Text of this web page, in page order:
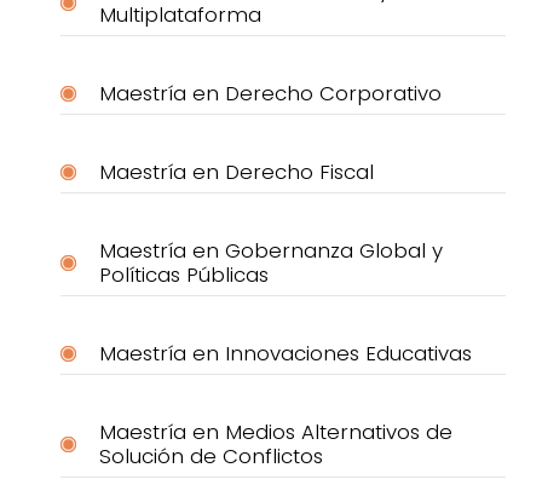
Multiplataforma
Maestría en Derecho Corporativo
Maestría en Derecho Fiscal
Maestría en Gobernanza Global y
Políticas Públicas
Maestría en Innovaciones Educativas
Maestría en Medios Alternativos de
Solución de Conflictos